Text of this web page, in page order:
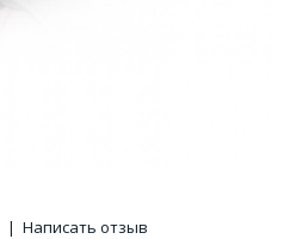
| Написать отзыв